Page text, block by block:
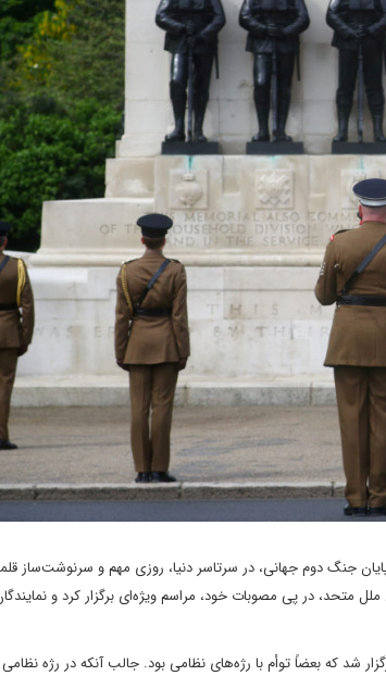
جنگ دوم جهانی، در سرتاسر دنیا، روزی مهم و سرنوشت‌ساز
متحد، در پی مصوبات خود، مراسم ویژه‌ای برگزار کرد و
شد که بعضاً توأم با رژه‌های نظامی بود. جالب آنکه در رژه نظامی